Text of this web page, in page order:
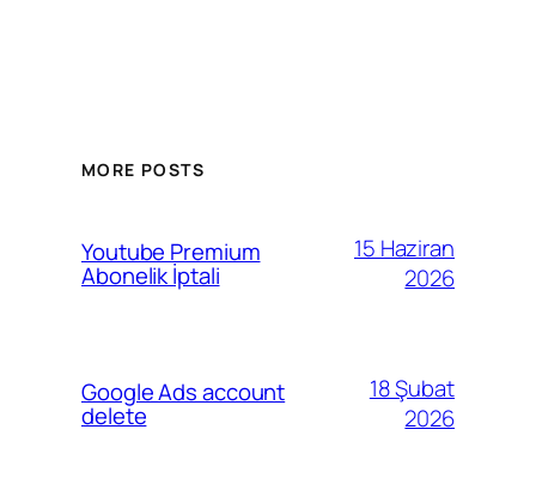
MORE POSTS
Youtube Premium
Abonelik İptali
15 Haziran
2026
Google Ads account
delete
18 Şubat
2026